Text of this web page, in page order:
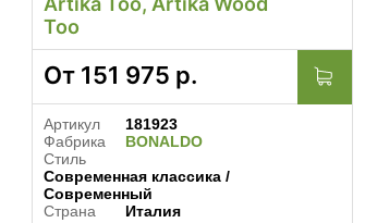
Too
От 151 975 р.
Артикул
181923
Фабрика
BONALDO
Стиль
Современная классика /
Современный
Страна
Италия